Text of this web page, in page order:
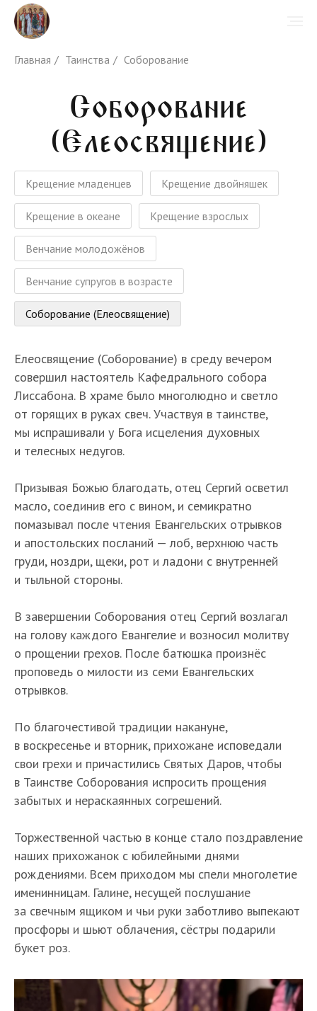
Главная / Таинства / Соборование
(Елеосвящение)
Крещение младенцев Крещение двойняшек
Крещение в океане Крещение взрослых
Венчание молодожёнов
Венчание супругов в возрасте
Соборование (Елеосвящение)
Елеосвящение (Соборование) в среду вечером
совершил настоятель Кафедрального собора
Лиссабона. В храме было многолюдно и светло
от горящих в руках свеч. Участвуя в таинстве,
мы испрашивали у Бога исцеления духовных
и телесных недугов.
Призывая Божью благодать, отец Сергий осветил
масло, соединив его с вином, и семикратно
помазывал после чтения Евангельских отрывков
и апостольских посланий — лоб, верхнюю часть
груди, ноздри, щеки, рот и ладони с внутренней
и тыльной стороны.
В завершении Соборования отец Сергий возлагал
на голову каждого Евангелие и возносил молитву
о прощении грехов. После батюшка произнёс
проповедь о милости из семи Евангельских
отрывков.
По благочестивой традиции накануне,
в воскресенье и вторник, прихожане исповедали
свои грехи и причастились Святых Даров, чтобы
в Таинстве Соборования испросить прощения
забытых и нераскаянных согрешений.
Торжественной частью в конце стало поздравление
наших прихожанок с юбилейными днями
рождениями. Всем приходом мы спели многолетие
именинницам. Галине, несущей послушание
за свечным ящиком и чьи руки заботливо выпекают
просфоры и шьют облачения, сёстры подарили
букет роз.